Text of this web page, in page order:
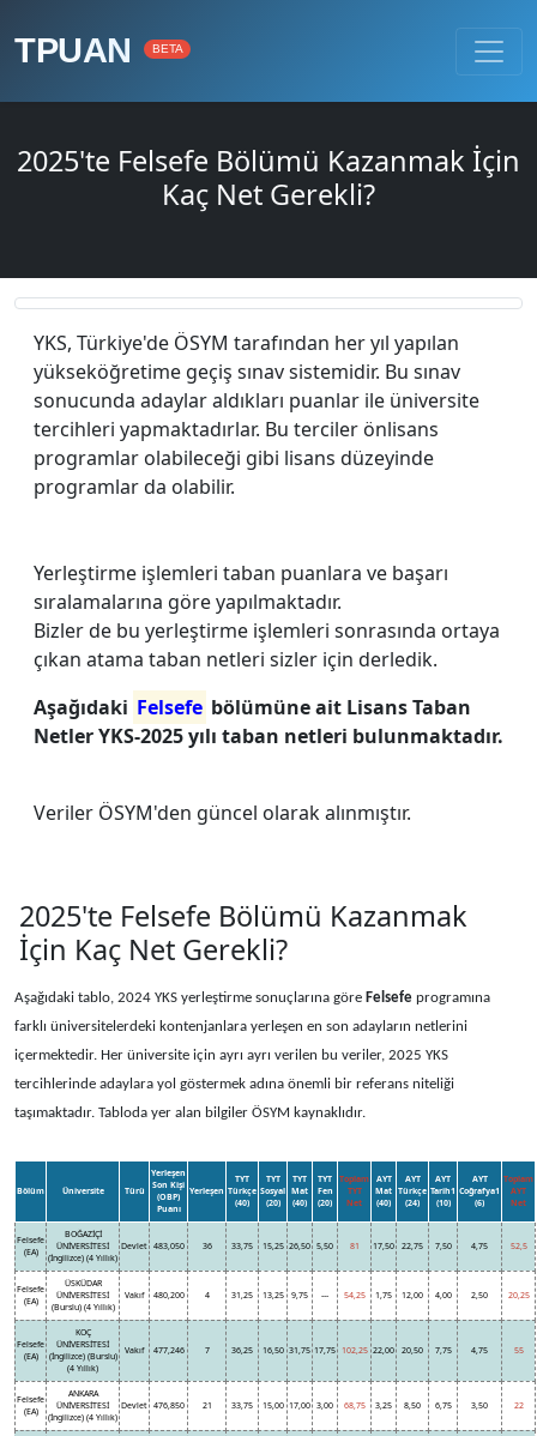
TPUAN BETA
2025'te Felsefe Bölümü Kazanmak İçin
Kaç Net Gerekli?
YKS, Türkiye'de ÖSYM tarafından her yıl yapılan
yükseköğretime geçiş sınav sistemidir. Bu sınav
sonucunda adaylar aldıkları puanlar ile üniversite
tercihleri yapmaktadırlar. Bu terciler önlisans
programlar olabileceği gibi lisans düzeyinde
programlar da olabilir.
Yerleştirme işlemleri taban puanlara ve başarı
sıralamalarına göre yapılmaktadır.
Bizler de bu yerleştirme işlemleri sonrasında ortaya
çıkan atama taban netleri sizler için derledik.
Aşağıdaki Felsefe bölümüne ait Lisans Taban
Netler YKS-2025 yılı taban netleri bulunmaktadır.
Veriler ÖSYM'den güncel olarak alınmıştır.
2025'te Felsefe Bölümü Kazanmak
İçin Kaç Net Gerekli?
Aşağıdaki tablo, 2024 YKS yerleştirme sonuçlarına göre Felsefe programına
farklı üniversitelerdeki kontenjanlara yerleşen en son adayların netlerini
içermektedir. Her üniversite için ayrı ayrı verilen bu veriler, 2025 YKS
tercihlerinde adaylara yol göstermek adına önemli bir referans niteliği
taşımaktadır. Tabloda yer alan bilgiler ÖSYM kaynaklıdır.
Bölüm Üniversite Türü
Yerleşen
Son Kişi
(OBP)
Puanı
Yerleşen
TYT
Türkçe
(40)
TYT
Sosyal
(20)
TYT
Mat
(40)
TYT
Fen
(20)
Toplam
TYT
Net
AYT
Mat
(40)
AYT
Türkçe
(24)
AYT
Tarih1
(10)
AYT
Coğrafya1
(6)
Toplam
AYT
Net
Felsefe
(EA)
BOĞAZİÇİ
ÜNİVERSİTESİ
(İngilizce) (4 Yıllık)
Devlet 483,050 36 33,75 15,25 26,50 5,50 81 17,50 22,75 7,50 4,75 52,5
Felsefe
(EA)
ÜSKÜDAR
ÜNİVERSİTESİ
(Burslu) (4 Yıllık)
Vakıf 480,200 4 31,25 13,25 9,75 --- 54,25 1,75 12,00 4,00 2,50 20,25
Felsefe
(EA)
KOÇ
ÜNİVERSİTESİ
(İngilizce) (Burslu)
(4 Yıllık)
Vakıf 477,246 7 36,25 16,50 31,75 17,75 102,25 22,00 20,50 7,75 4,75 55
Felsefe
(EA)
ANKARA
ÜNİVERSİTESİ
(İngilizce) (4 Yıllık)
Devlet 476,850 21 33,75 15,00 17,00 3,00 68,75 3,25 8,50 6,75 3,50 22